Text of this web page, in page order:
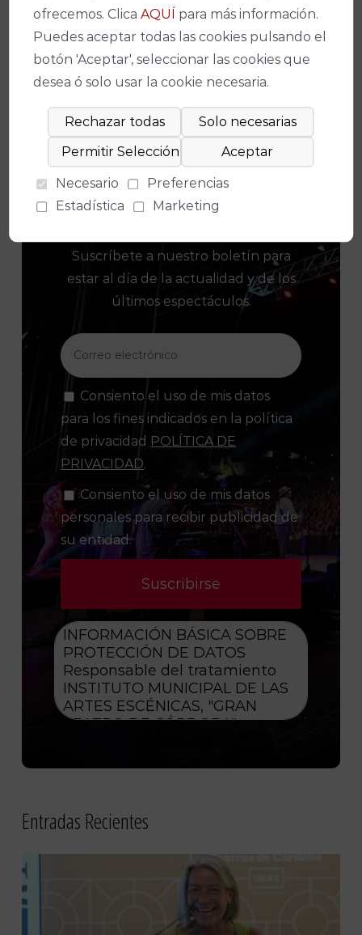
Facebook
X WhatsApp
Email
Copy
Link
¡No te pierdas nada!
Suscríbete a nuestro boletín para
estar al día de la actualidad y de los
últimos espectáculos.
Consiento el uso de mis datos
para los fines indicados en la política
de privacidad POLÍTICA DE
PRIVACIDAD.
Consiento el uso de mis datos
personales para recibir publicidad de
su entidad.
Entradas Recientes
ofrecemos. ClicaAQUÍ para más información.
Puedes aceptar todas las cookies pulsando el
botón 'Aceptar', seleccionar las cookies que
desea ó solo usar la cookie necesaria.
Necesario
Preferencias
Estadística
Marketing